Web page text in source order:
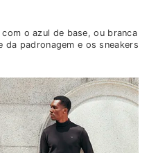
o azul de base, ou branca
da padronagem e os sneakers